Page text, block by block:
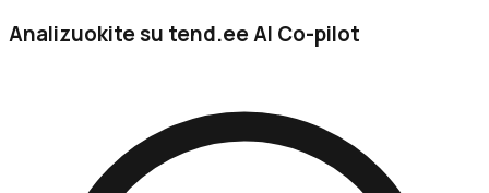
Analizuokite su tend.ee AI Co-pilot